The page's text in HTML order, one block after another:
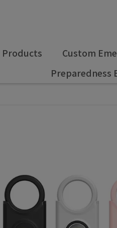
Products Custom
Preparedness